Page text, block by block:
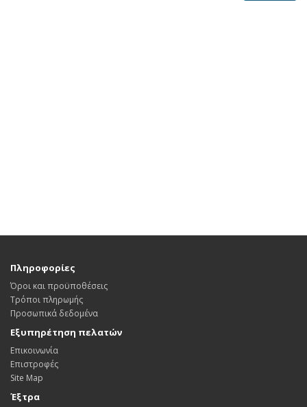
Πληροφορίες
Όροι και προϋποθέσεις
Τρόποι πληρωμής
Προσωπικά δεδομένα
Εξυπηρέτηση πελατών
Επικοινωνία
Επιστροφές
Site Map
Έξτρα